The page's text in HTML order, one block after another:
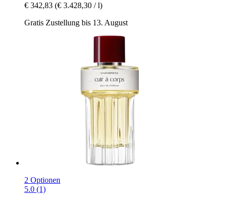
€ 342,83 (€ 3.428,30 / l)
Gratis Zustellung bis 13. August
2 Optionen
5.0 (1)